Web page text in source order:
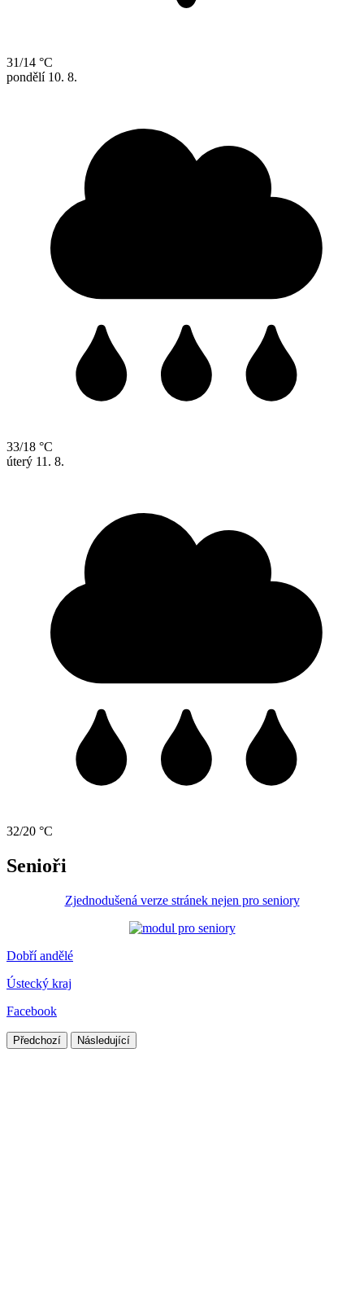
31/14 °C
pondělí 10. 8.
33/18 °C
úterý 11. 8.
32/20 °C
Senioři
Zjednodušená verze stránek nejen pro seniory
Dobří andělé
Ústecký kraj
Facebook
Předchozí Následující